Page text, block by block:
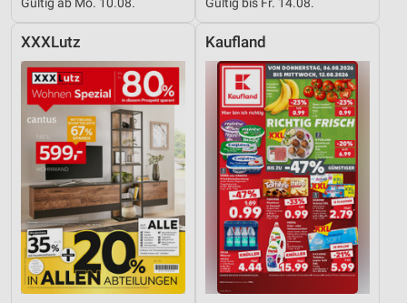
XXXLutz Kaufland